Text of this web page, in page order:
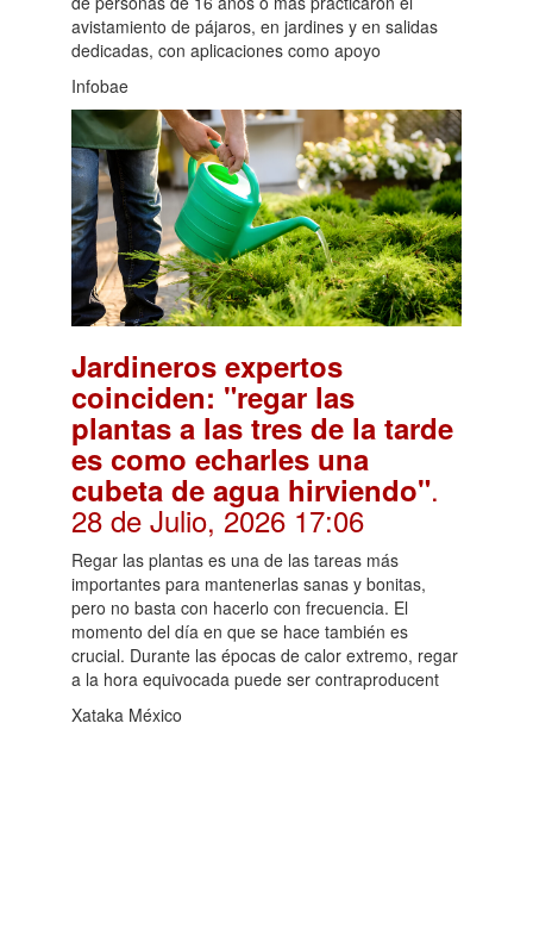
avistamiento de pájaros, en jardines y en salidas
dedicadas, con aplicaciones como apoyo
Infobae
Jardineros expertos
coinciden: "regar las
plantas a las tres de la tarde
es como echarles una
cubeta de agua hirviendo".
28 de Julio, 2026 17:06
Regar las plantas es una de las tareas más
importantes para mantenerlas sanas y bonitas,
pero no basta con hacerlo con frecuencia. El
momento del día en que se hace también es
crucial. Durante las épocas de calor extremo, regar
a la hora equivocada puede ser contraproducent
Xataka México